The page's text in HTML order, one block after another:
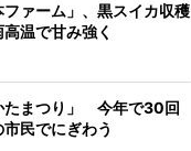
ァーム」、黒スイカ収穫
温で甘み強く
たまつり」 今年で30回
民でにぎわう